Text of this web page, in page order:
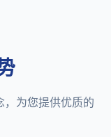
，为您提供优质的